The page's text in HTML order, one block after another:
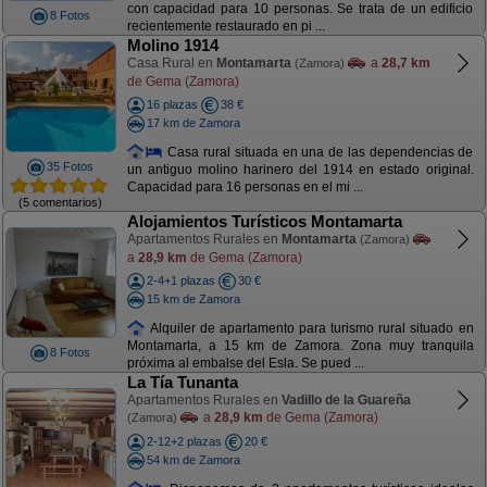
8 Fotos
con capacidad para 10 personas. Se trata de un edificio
recientemente restaurado en pi ...
35 Fotos
(5 comentarios)
Molino 1914
Casa Rural en Montamarta (Zamora) a 28,7 km
de Gema (Zamora)
16 plazas
38 €
17 km de Zamora
Casa rural situada en una de las dependencias de
un antiguo molino harinero del 1914 en estado original.
Capacidad para 16 personas en el mi ...
8 Fotos
Alojamientos Turísticos Montamarta
Apartamentos Rurales en Montamarta (Zamora)
a 28,9 km de Gema (Zamora)
2-4+1 plazas
30 €
15 km de Zamora
Alquiler de apartamento para turismo rural situado en
Montamarta, a 15 km de Zamora. Zona muy tranquila
próxima al embalse del Esla. Se pued ...
La Tía Tunanta
Apartamentos Rurales en Vadillo de la Guareña
(Zamora) a 28,9 km de Gema (Zamora)
2-12+2 plazas
20 €
54 km de Zamora